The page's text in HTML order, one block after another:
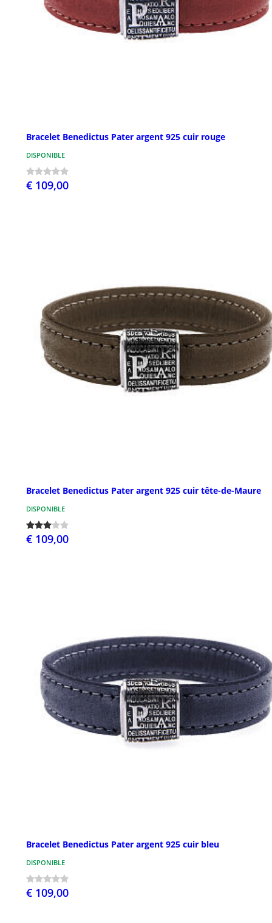
Bracelet Benedictus Pater argent 925 cuir rouge
DISPONIBLE
€ 109,00
Bracelet Benedictus Pater argent 925 cuir tête-de-Maure
DISPONIBLE
€ 109,00
Bracelet Benedictus Pater argent 925 cuir bleu
DISPONIBLE
€ 109,00